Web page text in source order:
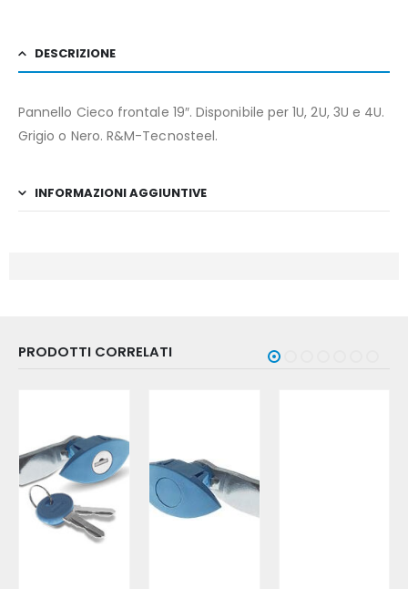
DESCRIZIONE
Pannello Cieco frontale 19″. Disponibile per 1U, 2U, 3U e 4U.
Grigio o Nero. R&M-Tecnosteel.
INFORMAZIONI AGGIUNTIVE
PRODOTTI CORRELATI